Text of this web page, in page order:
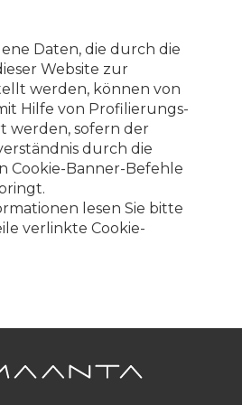
Daten, die durch die
Website zur
werden, können von
Hilfe von Profilierungs-
werden, sofern der
durch die
Cookie-Banner-Befehle
lesen Sie bitte
verlinkte Cookie-